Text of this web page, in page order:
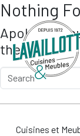
Skip to main content
Nothing
Apologies,
the
Cuisines et